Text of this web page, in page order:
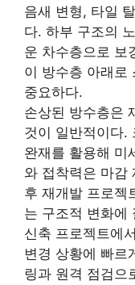
음새 변형, 타일
다. 하부 구조의
운 차수층으로 보
이 방수층 아래로
중요하다.
손상된 방수층은
것이 일반적이다.
완재를 활용해 미
와 접착력은 마감
후 재개발 프로젝
는 구조적 변화에
신축 프로젝트에
변경 상황에 빠르
링과 원격 점검으